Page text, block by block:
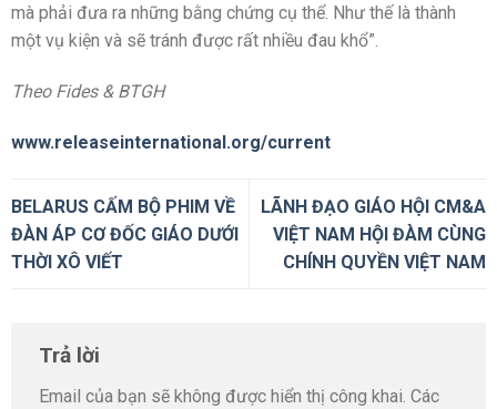
mà phải đưa ra những bằng chứng cụ thể. Như thế là thành
một vụ kiện và sẽ tránh được rất nhiều đau khổ”.
Theo Fides & BTGH
www.releaseinternational.org/current
BELARUS CẤM BỘ PHIM VỀ
ĐÀN ÁP CƠ ĐỐC GIÁO DƯỚI
THỜI XÔ VIẾT
LÃNH ĐẠO GIÁO HỘI CM&A
VIỆT NAM HỘI ĐÀM CÙNG
CHÍNH QUYỀN VIỆT NAM
Trả lời
Email của bạn sẽ không được hiển thị công khai. Các